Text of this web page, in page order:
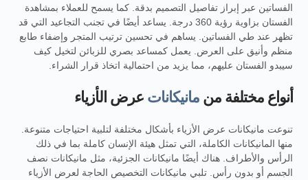
الفساتين عبر إبراز تفاصيل التصميم بدقة. كما يسمح للعملاء بمشاهدة
الفستان بزاوية رؤية 360 درجة. يساعد أيضًا في تجنب التجاعيد التي قد
تظهر عند طي الفساتين. يساهم في تحسين ترتيب المتجر وإضفاء طابع
منظم وأنيق على العرض. يعمل كمساعد بصري للزبائن لتخيل كيف
سيبدو الفستان عليهم، مما يزيد من احتمالية اتخاذ قرار الشراء.
أنواع مختلفة من مانيكانات عرض الأزياء
تنوعت مانيكانات عرض الأزياء بأشكال مختلفة لتلبية احتياجات متنوعة.
منها المانيكانات الكاملة، التي تمثل هيئة الإنسان كاملة بما في ذلك
الرأس والأطراف. هناك أيضًا مانيكانات الجزئية، مثل مانيكانات نصف
الجسم أو بدون رأس. تلبي مانيكانات التخصيص الحاجة لعرض الأزياء